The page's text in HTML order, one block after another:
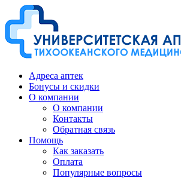
Адреса аптек
Бонусы и скидки
О компании
О компании
Контакты
Обратная связь
Помощь
Как заказать
Оплата
Популярные вопросы